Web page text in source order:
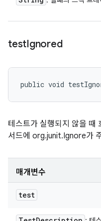
testIgnored
public void
테스트가 실행되지 않을 때
서드에 org.junit.Ignore가
매개변수
test